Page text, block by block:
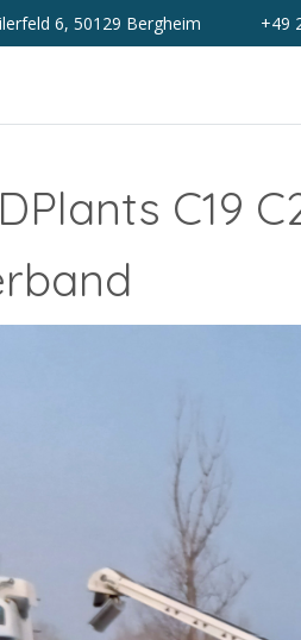
6, 50129 Bergheim +49
C19